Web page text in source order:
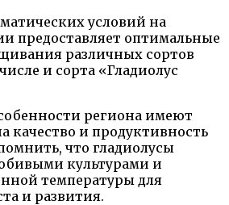
условий на
предоставляет оптимальные
различных сортов
и сорта «Гладиолус
региона имеют
качество и продуктивность
что гладиолусы
культурами и
температуры для
и развития.